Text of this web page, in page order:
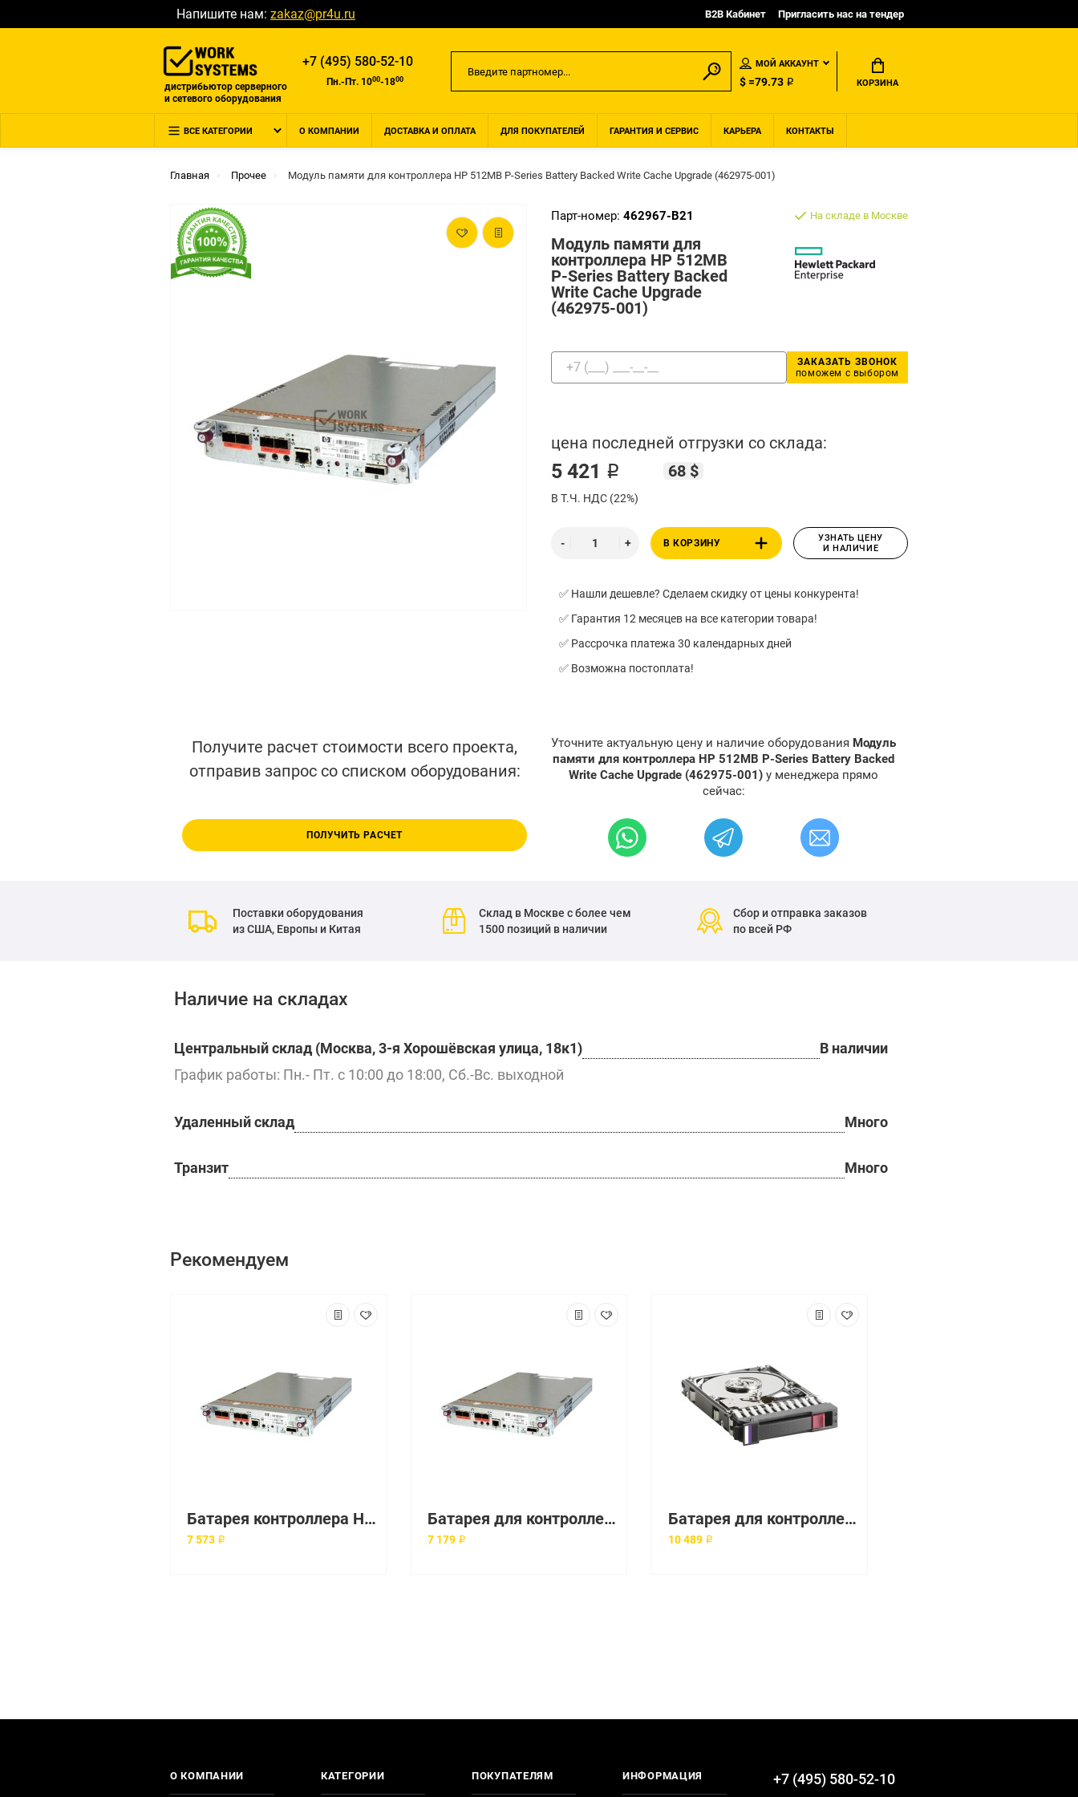
Напишите нам: zakaz@pr4u.ru B2B Кабинет Пригласить нас на тендер
дистрибьютор серверного
и сетевого оборудования
+7 (495) 580-52-10
Пн.-Пт. 1000-1800
МОЙ АККАУНТ
$ =79.73 ₽ КОРЗИНА
ВСЕ КАТЕГОРИИ О КОМПАНИИ ДОСТАВКА И ОПЛАТА ДЛЯ ПОКУПАТЕЛЕЙ ГАРАНТИЯ И СЕРВИС КАРЬЕРА КОНТАКТЫ
Главная Прочее Модуль памяти для контроллера HP 512MB P-Series Battery Backed Write Cache Upgrade (462975-001)
Парт-номер: 462967-B21
Модуль памяти для
контроллера HP 512MB
P-Series Battery Backed
Write Cache Upgrade
(462975-001)
На складе в Москве
ЗАКАЗАТЬ ЗВОНОК
поможем с выбором
цена последней отгрузки со склада:
5 421 ₽ 68 $
В Т.Ч. НДС (22%)
В КОРЗИНУ
УЗНАТЬ ЦЕНУ
И НАЛИЧИЕ
✅ Нашли дешевле? Сделаем скидку от цены конкурента!
✅ Гарантия 12 месяцев на все категории товара!
✅ Рассрочка платежа 30 календарных дней
✅ Возможна постоплата!
Получите расчет стоимости всего проекта,
отправив запрос со списком оборудования:
ПОЛУЧИТЬ РАСЧЕТ
Уточните актуальную цену и наличие оборудования Модуль
памяти для контроллера HP 512MB P-Series Battery Backed
Write Cache Upgrade (462975-001) у менеджера прямо
сейчас:
Поставки оборудования
из США, Европы и Китая
Склад в Москве с более чем
1500 позиций в наличии
Сбор и отправка заказов
по всей РФ
Наличие на складах
Центральный склад (Москва, 3-я Хорошёвская улица, 18к1)
В наличии
График работы: Пн.- Пт. с 10:00 до 18:00, Сб.-Вс. выходной
Удаленный склад Много
Транзит Много
Рекомендуем
Батарея контроллера HPE 96W Smart Storage Battery with 145mm Cable for DL/ML/SL Servers Gen9 (815983-001)
7 573 ₽
Батарея для контроллера HP 512MB Flash Backed Write Cache (578882-001, 570502-002)
7 179 ₽
Батарея для контроллера HP 1GB Flash Backed Cache (505908-001, 570501-002)
10 489 ₽
О КОМПАНИИ КАТЕГОРИИ ПОКУПАТЕЛЯМ ИНФОРМАЦИЯ +7 (495) 580-52-10